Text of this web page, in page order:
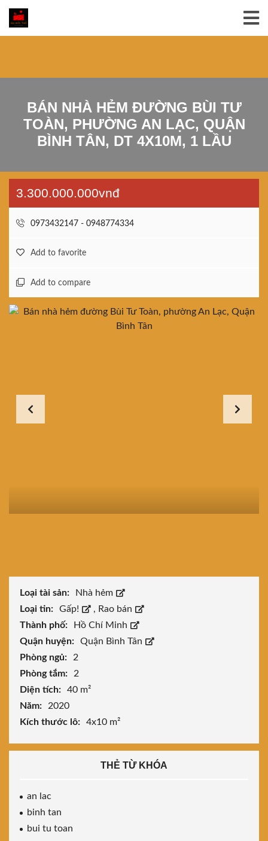
BÁN NHÀ HẺM ĐƯỜNG BÙI TƯ
TOÀN, PHƯỜNG AN LẠC, QUẬN
BÌNH TÂN, DT 4X10M, 1 LẦU
3.300.000.000vnđ
0973432147 - 0948774334
Add to favorite
Add to compare
Loại tài sản:
Nhà hẻm
Loại tin:
Gấp! , Rao bán
Thành phố:
Hồ Chí Minh
Quận huyện:
Quận Bình Tân
Phòng ngủ:
2
Phòng tắm:
2
Diện tích:
40 m²
Năm:
2020
Kích thước lô:
4x10 m²
THẺ TỪ KHÓA
an lac
binh tan
bui tu toan